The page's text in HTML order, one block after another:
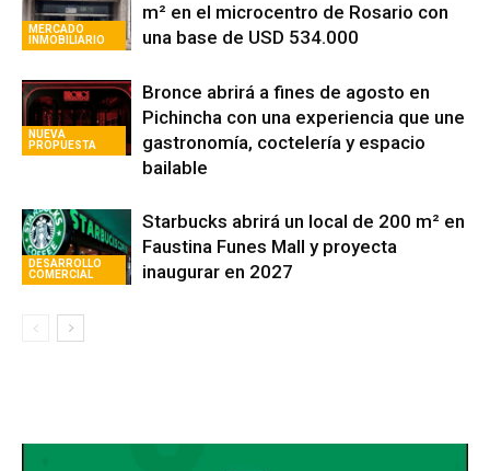
MERCADO
INMOBILIARIO
m² en el microcentro de Rosario con
una base de USD 534.000
NUEVA
PROPUESTA
Bronce abrirá a fines de agosto en
Pichincha con una experiencia que une
gastronomía, coctelería y espacio
bailable
DESARROLLO
COMERCIAL
Starbucks abrirá un local de 200 m² en
Faustina Funes Mall y proyecta
inaugurar en 2027